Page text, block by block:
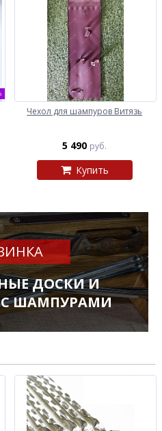
Чехол для шампуров Витязь
5 490 руб.
Купить
ДОСКИ И
ШАМПУРАМИ